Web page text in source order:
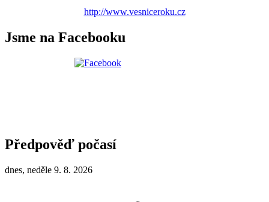
http://www.vesniceroku.cz
Jsme na Facebooku
Předpověď počasí
dnes, neděle 9. 8. 2026